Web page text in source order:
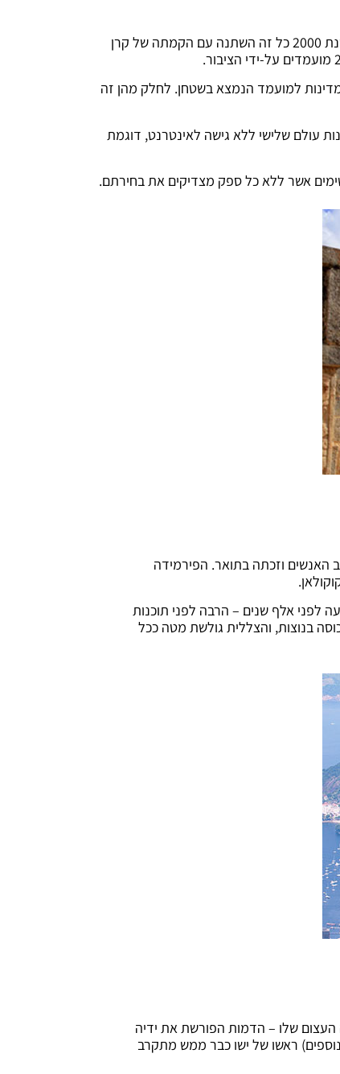
כאמור, רשומות פלאי תבל נוצרו על-ידי מומחים ויודעי דבר אשר בחרו לבדם את האתרים שנכנסו לרשימה היוקרתית, אך בשנת 2000 כל זה השתנה עם הקמתה של קרן
מהמדינות למועמד הנמצא בשטחן. לחלק מהן זה
עולם שלישי ללא גישה לאינטרנט, דוגמת
האנשים וזכתה בתואר. הפירמידה
לפני אלף שנים – הרבה לפני תוכנות
בנוצות, והצללית גולשת מטה ככל
בזכות הגובה העצום שלו – הדמות הפורשת את ידיה
של כמעט ארבעים מטרים, ואם מוסיפים את גובה פסגת ההר עליו נמצא הפסל (710 מטרים נוספים) ראשו של ישו כבר ממש מתקרב